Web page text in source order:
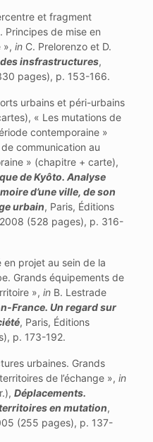
et fragment
Principes de mise en
», inC. Prelorenzo et D.
insfrastructures,
pages), p. 153-166.
urbains et péri-urbains
« Les mutations de
contemporaine »
communication au
» (chapitre + carte),
de Kyôto. Analyse
d’une ville, de son
urbain, Paris, Éditions
2008 (528 pages), p. 316-
en projet au sein de la
Grands équipements de
», inB. Lestrade
France. Un regard sur
, Paris, Éditions
p. 173-192.
urbaines. Grands
de l’échange », in
Déplacements.
en mutation,
(255 pages), p. 137-